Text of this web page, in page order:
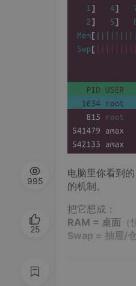
电脑里你看到的
的机制。
把它想成：
RAM = 桌面
Swap = 抽屉/
995
25